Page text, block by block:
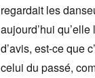
regardait les
aujourd’hui
d’avis, est-ce que
celui du passé,